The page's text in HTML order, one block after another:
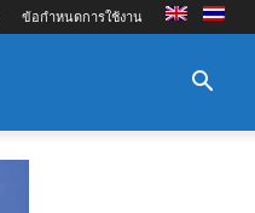
ข้อกำหนดการใช้งาน